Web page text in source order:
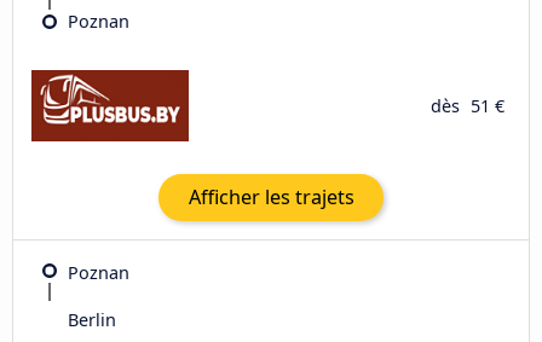
Poznan
dès 51 €
Afficher les trajets
Poznan
Berlin